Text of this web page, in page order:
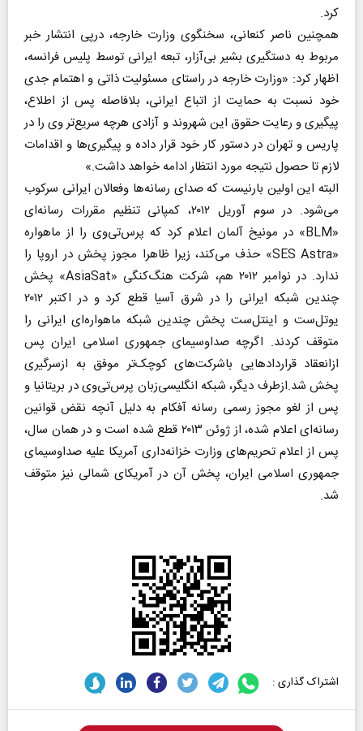
کرد.
همچنین ناصر کنعانی، سخنگوی وزارت خارجه، درپی انتشار خبر
مربوط به دستگیری بشیر بی‌آزار، تبعه ایرانی توسط پلیس فرانسه،
اظهار کرد: «وزارت خارجه در راستای مسئولیت ذاتی و اهتمام جدی
خود نسبت به حمایت از اتباع ایرانی، بلافاصله پس از اطلاع،
پیگیری و رعایت حقوق این شهروند و آزادی هرچه سریع‌تر وی را در
پاریس و تهران در دستور کار خود قرار داده و پیگیری‌ها و اقدامات
لازم تا حصول نتیجه مورد انتظار ادامه خواهد داشت.»
البته این اولین بارنیست که صدای رسانه‌ها وفعالان ایرانی سرکوب
می‌شود. در سوم آوریل ۲۰۱۲، کمپانی تنظیم مقررات رسانه‌ای
«BLM» در مونیخ آلمان اعلام کرد که پرس‌تی‌وی را از ماهواره
«SES Astra» حذف می‌کند، زیرا ظاهرا مجوز پخش در اروپا را
ندارد. در نوامبر ۲۰۱۲ هم، شرکت هنگ‌کنگی «AsiaSat» پخش
چندین شبکه ایرانی را در شرق آسیا قطع کرد و در اکتبر ۲۰۱۲
یوتل‌ست و اینتل‌ست پخش چندین شبکه ماهواره‌ای ایرانی را
متوقف کردند. اگرچه صداوسیمای جمهوری اسلامی ایران پس
ازانعقاد قراردادهایی باشرکت‌های کوچک‌تر موفق به ازسرگیری
پخش شد.ازطرف دیگر، شبکه انگلیسی‌زبان پرس‌تی‌وی در بریتانیا و
پس از لغو مجوز رسمی رسانه آفکام به دلیل آنچه نقض قوانین
رسانه‌ای اعلام شده، از ژوئن ۲۰۱۳ قطع شده است و در همان سال،
پس از اعلام تحریم‌های وزارت خزانه‌داری آمریکا علیه صداوسیمای
جمهوری اسلامی ایران، پخش آن در آمریکای شمالی نیز متوقف
شد.
اشتراک گذاری :